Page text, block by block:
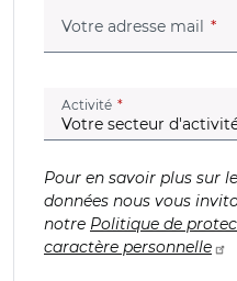
Votre adresse mail
Activité (champ
Pour en savoir plus sur
données nous vous
notre Politique de
caractère personnelle